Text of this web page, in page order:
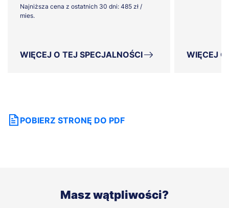
Najniższa cena z ostatnich 30 dni: 485 zł /
mies.
WIĘCEJ O TEJ SPECJALNOŚCI WIĘCEJ
POBIERZ STRONĘ DO PDF
Masz wątpliwości?